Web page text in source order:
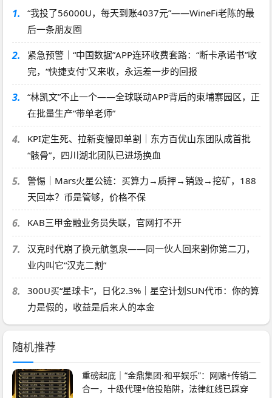
1.
“我投了56000U，每天到账4037元”——WineFi老陈的最
后一条朋友圈
2.
紧急预警｜“中国数据”APP连环收费套路：“断卡承诺书”收
完，“快捷支付”又来收，永远差一步的回报
3.
“林凯文”不止一个——全球联动APP背后的柬埔寨园区，正
在批量生产“带单老师”
4.
KPI定生死、拉新变慢即单割｜东方百优山东团队成首批
“骸骨”，四川湖北团队已进场换血
5.
警惕｜Mars火星公链：买算力→质押→销毁→挖矿，188
天回本？币是管够，价格不保
6. KAB三甲金融业务员失联，官网打不开
7.
汉克时代崩了换元航氢泉——同一伙人回来割你第二刀，
业内叫它“汉克二割”
8.
300U买“星球卡”，日化2.3%｜星空计划SUN代币：你的算
力是假的，收益是后来人的本金
随机推荐
重磅起底｜“金鼎集团·和平娱乐”：网赌+传销二
合一，十级代理+倍投陷阱，法律红线已踩穿